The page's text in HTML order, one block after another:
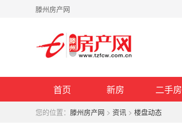
滕州房产网
首页 新房 二手房
您的位置： 滕州房产网 > 资讯 > 楼盘动态